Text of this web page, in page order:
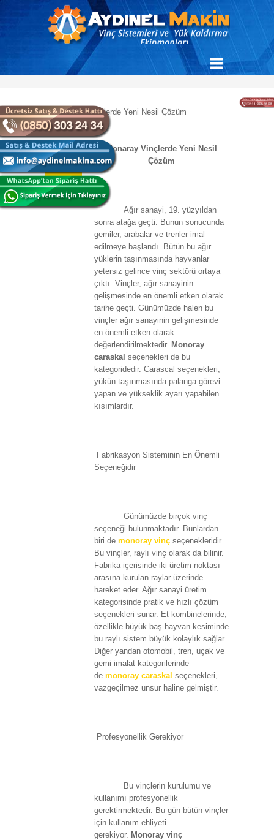
21.01.2020
Monaray Vinçlerde Yeni Nesil
Çözüm
Ağır sanayi, 19. yüzyıldan
sonra atağa geçti. Bunun sonucunda
gemiler, arabalar ve trenler imal
edilmeye başlandı. Bütün bu ağır
yüklerin taşınmasında hayvanlar
yetersiz gelince vinç sektörü ortaya
çıktı. Vinçler, ağır sanayinin
gelişmesinde en önemli etken olarak
tarihe geçti. Günümüzde halen bu
vinçler ağır sanayinin gelişmesinde
en önemli etken olarak
değerlendirilmektedir. Monoray
caraskal seçenekleri de bu
kategoridedir. Carascal seçenekleri,
yükün taşınmasında palanga görevi
yapan ve yükseklik ayarı yapabilen
kısımlardır.
Fabrikasyon Sisteminin En Önemli
Seçeneğidir
Günümüzde birçok vinç
seçeneği bulunmaktadır. Bunlardan
biri de monoray vinç seçenekleridir.
Bu vinçler, raylı vinç olarak da bilinir.
Fabrika içerisinde iki üretim noktası
arasına kurulan raylar üzerinde
hareket eder. Ağır sanayi üretim
kategorisinde pratik ve hızlı çözüm
seçenekleri sunar. Et kombinelerinde,
özellikle büyük baş hayvan kesiminde
bu raylı sistem büyük kolaylık sağlar.
Diğer yandan otomobil, tren, uçak ve
gemi imalat kategorilerinde
de monoray caraskal seçenekleri,
vazgeçilmez unsur haline gelmiştir.
Profesyonellik Gerekiyor
Bu vinçlerin kurulumu ve
kullanımı profesyonellik
gerektirmektedir. Bu gün bütün vinçler
için kullanım ehliyeti
gerekiyor. Monoray vinç